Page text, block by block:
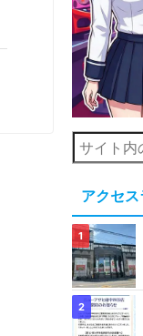
アクセ